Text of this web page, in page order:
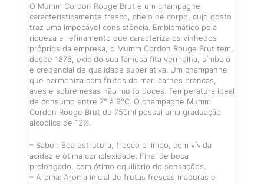
O Mumm Cordon Rouge Brut é um champagne
caracteristicamente fresco, cheio de corpo, cujo gosto
traz uma impecável consistência. Emblemático pela
riqueza e refinamento que caracteriza os vinhedos
próprios da empresa, o Mumm Cordon Rouge Brut tem,
desde 1876, exibido sua famosa fita vermelha, símbolo
e credencial de qualidade superlativa. Um champanhe
que harmoniza com frutos do mar, carnes brancas,
aves e sobremesas não muito doces. Temperatura ideal
de consumo entre 7° à 9°C. O champagne Mumm
Cordon Rouge Brut de 750ml possui uma graduação
alcoólica de 12%.
– Sabor: Boa estrutura, fresco e limpo, com vívida
acidez e ótima complexidade. Final de boca
prolongado, com ótimo equilíbrio de sensações.
– Aroma: Aroma inicial de frutas frescas maduras e